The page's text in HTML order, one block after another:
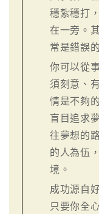
穩紮穩打
在一旁。
常是錯誤
你可以從
須刻意、
情是不夠
盲目追求
往夢想的
的人為伍
境。
成功源自
只要你全